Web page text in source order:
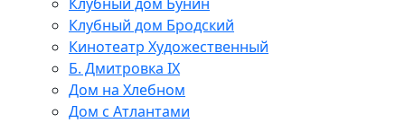
Клубный дом Бродский
Кинотеатр Художественный
Б. Дмитровка IX
Дом на Хлебном
Дом с Атлантами